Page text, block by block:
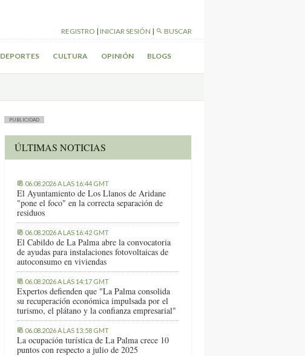
REGISTRO | INICIAR SESIÓN | BUSCAR
DEPORTES CULTURA OPINIÓN BLOGS
PUBLICIDAD
ÚLTIMAS NOTICIAS
06.08.2026 A LAS 16:44 GMT
El Ayuntamiento de Los Llanos de Aridane
"pone el foco" en la correcta separación de
residuos
06.08.2026 A LAS 16:42 GMT
El Cabildo de La Palma abre la convocatoria
de ayudas para instalaciones fotovoltaicas de
autoconsumo en viviendas
06.08.2026 A LAS 14:17 GMT
Expertos defienden que "La Palma consolida
su recuperación económica impulsada por el
turismo, el plátano y la confianza empresarial"
06.08.2026 A LAS 13:58 GMT
La ocupación turística de La Palma crece 10
puntos con respecto a julio de 2025